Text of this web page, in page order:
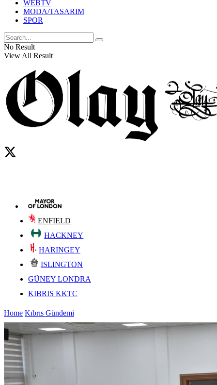
WEBTV
MODA/TASARIM
SPOR
No Result
View All Result
ENFIELD
HACKNEY
HARINGEY
ISLINGTON
GÜNEY LONDRA
KIBRIS KKTC
Home Kıbrıs Gündemi